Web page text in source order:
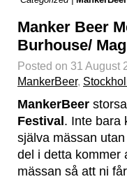
Manker Beer
Burhouse/
Posted on 31 August
MankerBeer,
MankerBeer
Festival . Inte bara
själva mässan
del i detta kommer
mässan så att ni